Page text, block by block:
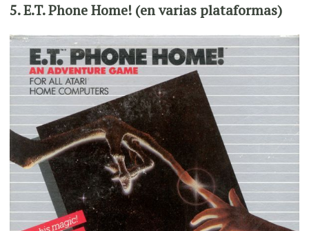
5. E.T. Phone Home! (en varias plataformas)